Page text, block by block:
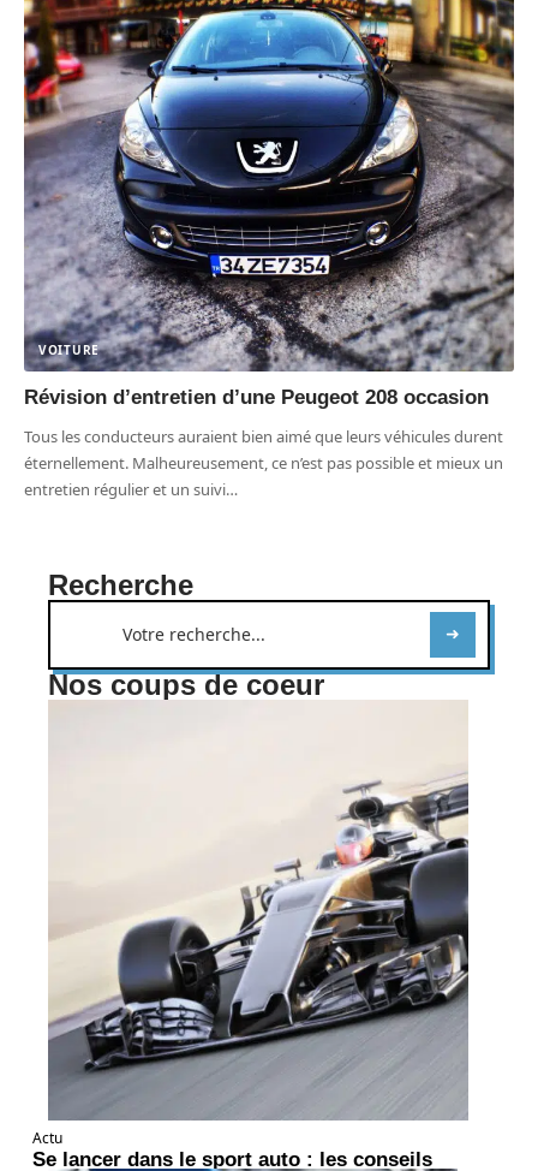
VOITURE
Révision d’entretien d’une Peugeot 208 occasion
Tous les conducteurs auraient bien aimé que leurs véhicules durent
éternellement. Malheureusement, ce n’est pas possible et mieux un
entretien régulier et un suivi…
Recherche
Nos coups de coeur
Actu
Se lancer dans le sport auto : les conseils